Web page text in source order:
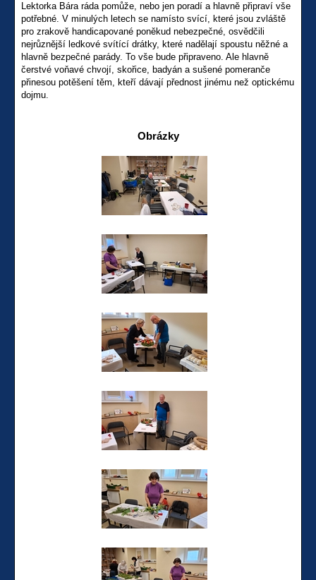
Lektorka Bára ráda pomůže, nebo jen poradí a hlavně připraví vše
potřebné. V minulých letech se namísto svící, které jsou zvláště
pro zrakově handicapované poněkud nebezpečné, osvědčili
nejrůznější ledkové svítící drátky, které nadělají spoustu něžné a
hlavně bezpečné parády. To vše bude připraveno. Ale hlavně
čerstvé voňavé chvojí, skořice, badyán a sušené pomeranče
přinesou potěšení těm, kteří dávají přednost jinému než optickému
dojmu.
Obrázky